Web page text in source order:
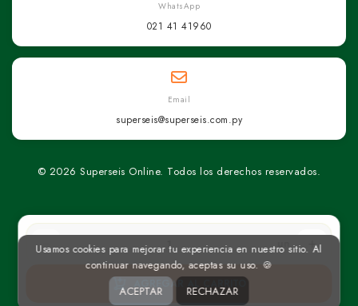
un
AGREGAR AL CARRITO
WhatsApp
021 41 41960
Email
superseis@superseis.com.py
© 2026 Superseis Online. Todos los derechos reservados.
Usamos cookies para mejorar tu experiencia en nuestro sitio. Al
continuar navegando, aceptas su uso. 🍪
ACEPTAR RECHAZAR